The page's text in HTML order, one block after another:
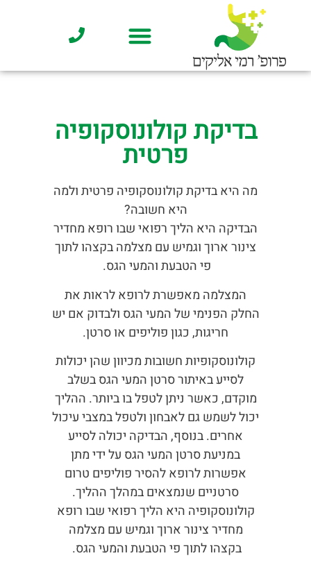
בדיקת קולונוסקופיה
פרטית
מה היא בדיקת קולונוסקופיה פרטית ולמה
היא חשובה?
הבדיקה היא הליך רפואי שבו רופא מחדיר
צינור ארוך וגמיש עם מצלמה בקצהו לתוך
פי הטבעת והמעי הגס.
המצלמה מאפשרת לרופא לראות את
החלק הפנימי של המעי הגס ולבדוק אם יש
חריגות, כגון פוליפים או סרטן.
קולונוסקופיות חשובות מכיוון שהן יכולות
לסייע באיתור סרטן המעי הגס בשלב
מוקדם, כאשר ניתן לטפל בו ביותר. ההליך
יכול לשמש גם לאבחון ולטפל במצבי עיכול
אחרים. בנוסף, הבדיקה יכולה לסייע
במניעת סרטן המעי הגס על ידי מתן
אפשרות לרופא להסיר פוליפים טרום
סרטניים שנמצאים במהלך ההליך.
קולונוסקופיה היא הליך רפואי שבו רופא
מחדיר צינור ארוך וגמיש עם מצלמה
בקצהו לתוך פי הטבעת והמעי הגס.